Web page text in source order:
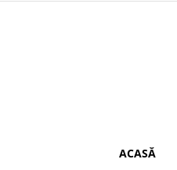
ACASĂ